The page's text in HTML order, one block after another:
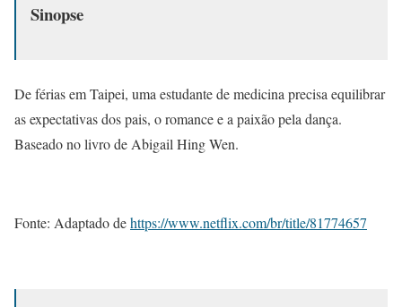
Sinopse
De férias em Taipei, uma estudante de medicina precisa equilibrar
as expectativas dos pais, o romance e a paixão pela dança.
Baseado no livro de Abigail Hing Wen.
Fonte: Adaptado dehttps://www.netflix.com/br/title/81774657